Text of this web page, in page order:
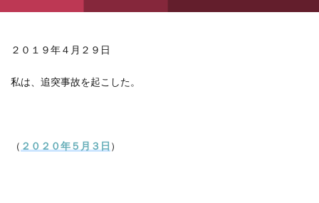
２０１９年４月２９日
私は、追突事故を起こした。
（ ２０２０年５月３日 ）